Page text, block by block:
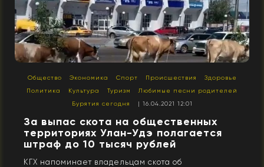
Общество Экономика Спорт Происшествия
Здоровье
Политика
Культура Туризм
Любимые песни родителей
Бурятия сегодня
| 16.04.2021 12:01
За выпас скота на общественных
территориях Улан-Удэ полагается
штраф до 10 тысяч рублей
КГХ напоминает владельцам скота об